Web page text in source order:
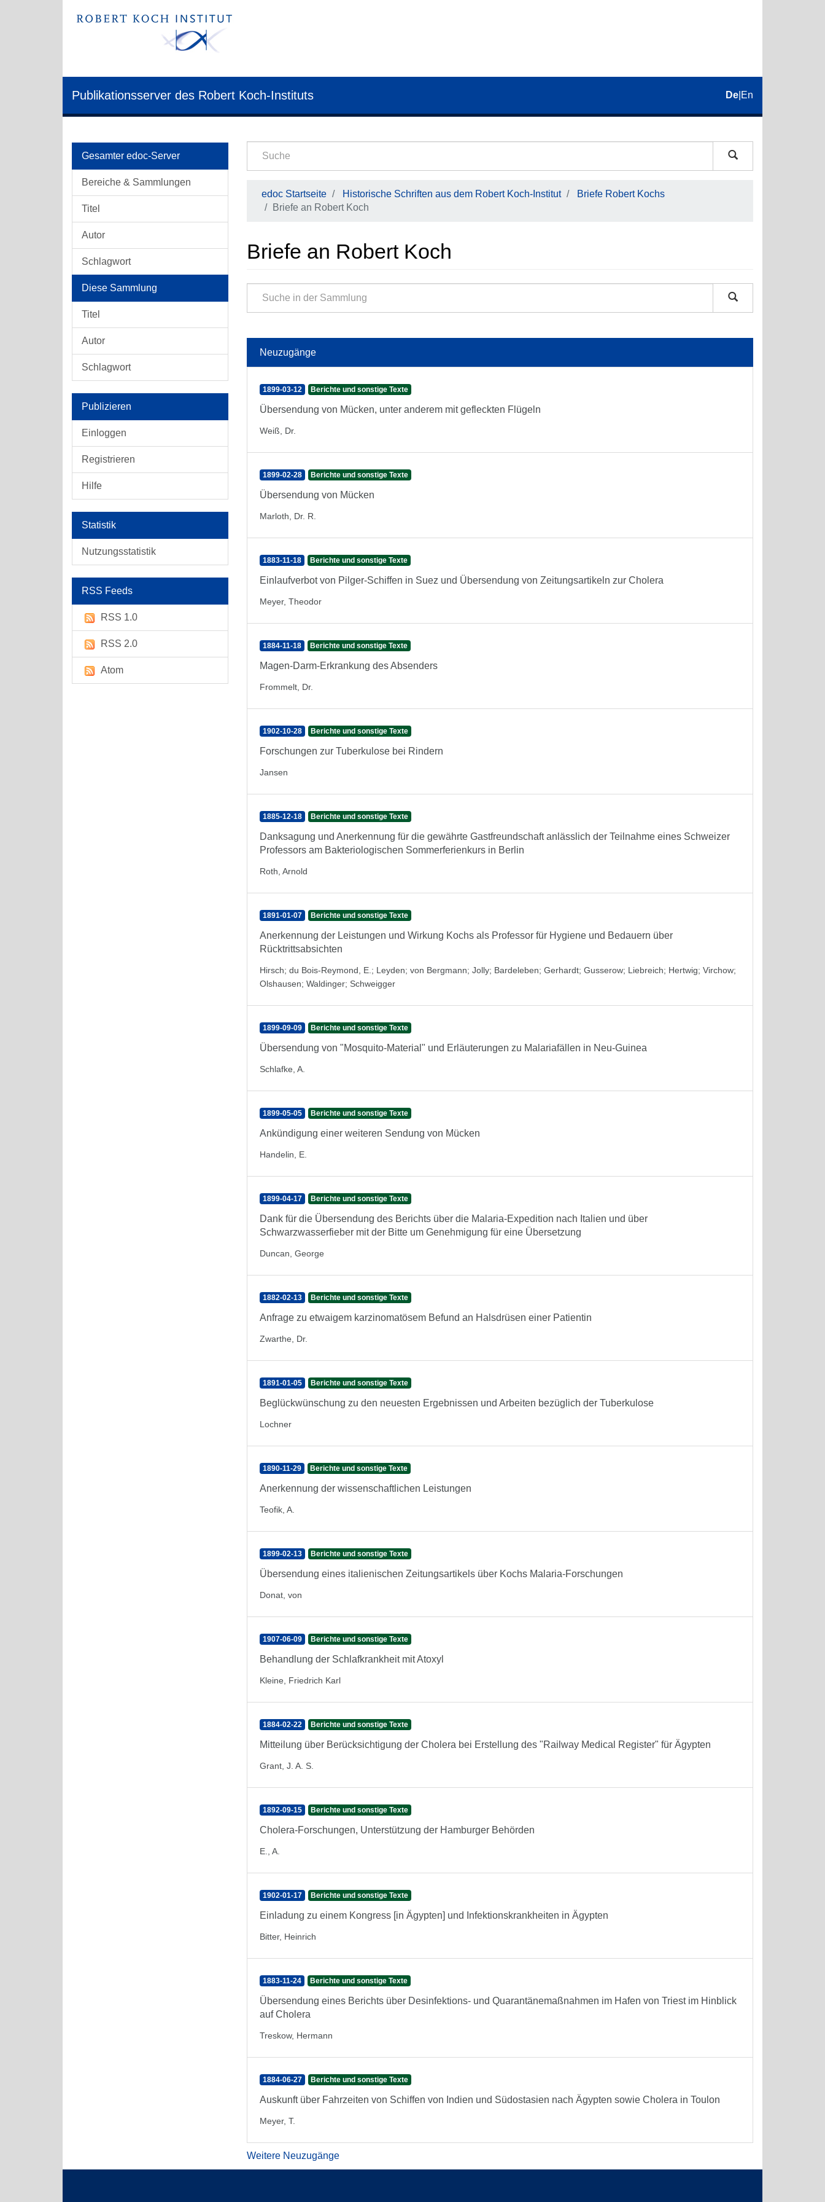
Publikationsserver des Robert Koch-Instituts De En
Gesamter edoc-Server
Bereiche & Sammlungen
Titel
Autor
Schlagwort
Diese Sammlung
Titel
Autor
Schlagwort
Publizieren
Einloggen
Registrieren
Hilfe
Statistik
Nutzungsstatistik
RSS Feeds
RSS 1.0
RSS 2.0
Atom
edoc Startseite Historische Schriften aus dem Robert Koch-Institut
Briefe Robert Kochs
Briefe an Robert Koch
Briefe an Robert Koch
Neuzugänge
1899-03-12 Berichte und sonstige Texte
Übersendung von Mücken, unter anderem mit gefleckten Flügeln
Weiß, Dr.
1899-02-28 Berichte und sonstige Texte
Übersendung von Mücken
Marloth, Dr. R.
1883-11-18 Berichte und sonstige Texte
Einlaufverbot von Pilger-Schiffen in Suez und Übersendung von Zeitungsartikeln zur Cholera
Meyer, Theodor
1884-11-18 Berichte und sonstige Texte
Magen-Darm-Erkrankung des Absenders
Frommelt, Dr.
1902-10-28 Berichte und sonstige Texte
Forschungen zur Tuberkulose bei Rindern
Jansen
1885-12-18 Berichte und sonstige Texte
Danksagung und Anerkennung für die gewährte Gastfreundschaft anlässlich der Teilnahme eines Schweizer
Professors am Bakteriologischen Sommerferienkurs in Berlin
Roth, Arnold
1891-01-07 Berichte und sonstige Texte
Anerkennung der Leistungen und Wirkung Kochs als Professor für Hygiene und Bedauern über
Rücktrittsabsichten
Hirsch; du Bois-Reymond, E. ; Leyden; von Bergmann; Jolly; Bardeleben; Gerhardt; Gusserow; Liebreich; Hertwig; Virchow;
Olshausen; Waldinger; Schweigger
1899-09-09 Berichte und sonstige Texte
Übersendung von "Mosquito-Material" und Erläuterungen zu Malariafällen in Neu-Guinea
Schlafke, A.
1899-05-05 Berichte und sonstige Texte
Ankündigung einer weiteren Sendung von Mücken
Handelin, E.
1899-04-17 Berichte und sonstige Texte
Dank für die Übersendung des Berichts über die Malaria-Expedition nach Italien und über
Schwarzwasserfieber mit der Bitte um Genehmigung für eine Übersetzung
Duncan, George
1882-02-13 Berichte und sonstige Texte
Anfrage zu etwaigem karzinomatösem Befund an Halsdrüsen einer Patientin
Zwarthe, Dr.
1891-01-05 Berichte und sonstige Texte
Beglückwünschung zu den neuesten Ergebnissen und Arbeiten bezüglich der Tuberkulose
Lochner
1890-11-29 Berichte und sonstige Texte
Anerkennung der wissenschaftlichen Leistungen
Teofik, A.
1899-02-13 Berichte und sonstige Texte
Übersendung eines italienischen Zeitungsartikels über Kochs Malaria-Forschungen
Donat, von
1907-06-09 Berichte und sonstige Texte
Behandlung der Schlafkrankheit mit Atoxyl
Kleine, Friedrich Karl
1884-02-22 Berichte und sonstige Texte
Mitteilung über Berücksichtigung der Cholera bei Erstellung des "Railway Medical Register" für Ägypten
Grant, J. A. S.
1892-09-15 Berichte und sonstige Texte
Cholera-Forschungen, Unterstützung der Hamburger Behörden
E., A.
1902-01-17 Berichte und sonstige Texte
Einladung zu einem Kongress [in Ägypten] und Infektionskrankheiten in Ägypten
Bitter, Heinrich
1883-11-24 Berichte und sonstige Texte
Übersendung eines Berichts über Desinfektions- und Quarantänemaßnahmen im Hafen von Triest im Hinblick
auf Cholera
Treskow, Hermann
1884-06-27 Berichte und sonstige Texte
Auskunft über Fahrzeiten von Schiffen von Indien und Südostasien nach Ägypten sowie Cholera in Toulon
Meyer, T.
Weitere Neuzugänge